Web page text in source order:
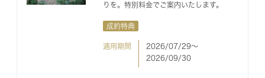
りを。特別料金でご案内いたします。
成約特典
適用期間
2026/07/29〜
2026/09/30